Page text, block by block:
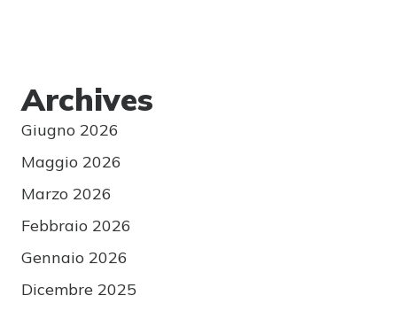
Archives
Giugno 2026
Maggio 2026
Marzo 2026
Febbraio 2026
Gennaio 2026
Dicembre 2025